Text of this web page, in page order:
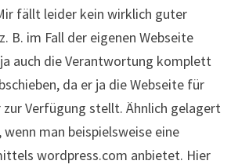
fällt leider kein wirklich guter
B. im Fall der eigenen Webseite
auch die Verantwortung komplett
da er ja die Webseite für
zur Verfügung stellt. Ähnlich gelagert
man beispielsweise eine
wordpress.com anbietet. Hier